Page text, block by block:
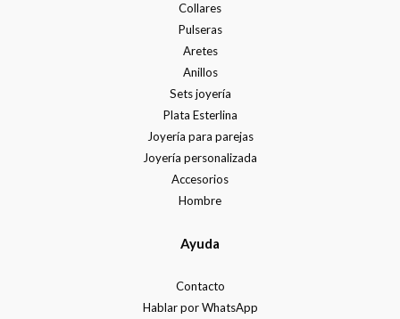
Collares
Pulseras
Aretes
Anillos
Sets joyería
Plata Esterlina
Joyería para parejas
Joyería personalizada
Accesorios
Hombre
Ayuda
Contacto
Hablar por WhatsApp